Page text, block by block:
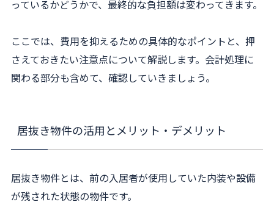
っているかどうかで、最終的な負担額は変わってきます。
ここでは、費用を抑えるための具体的なポイントと、押
さえておきたい注意点について解説します。会計処理に
関わる部分も含めて、確認していきましょう。
居抜き物件の活用とメリット・デメリット
居抜き物件とは、前の入居者が使用していた内装や設備
が残された状態の物件です。